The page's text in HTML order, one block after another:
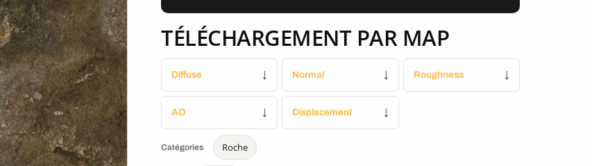
TÉLÉCHARGEMENT PAR MAP
Diffuse ↓ Normal ↓ Roughness ↓
AO ↓ Displacement ↓
Catégories Roche